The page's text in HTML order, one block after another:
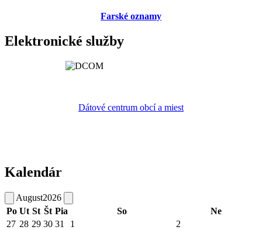
Farské oznamy
Elektronické služby
Dátové centrum obcí a miest
Kalendár
August2026
Po Ut St Št Pia So
Ne
27 28 29 30 31 1 2